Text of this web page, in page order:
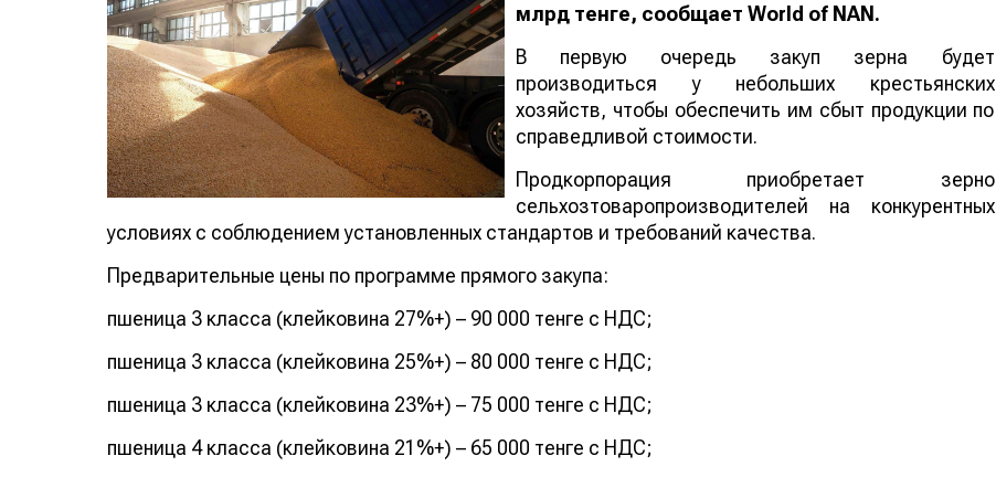
млрд тенге, сообщает World of NAN.
В первую очередь закуп зерна будет
производиться у небольших крестьянских
хозяйств, чтобы обеспечить им сбыт продукции по
справедливой стоимости.
Продкорпорация приобретает зерно
сельхозтоваропроизводителей на конкурентных
условиях с соблюдением установленных стандартов и требований качества.
Предварительные цены по программе прямого закупа:
пшеница 3 класса (клейковина 27%+) – 90 000 тенге с НДС;
пшеница 3 класса (клейковина 25%+) – 80 000 тенге с НДС;
пшеница 3 класса (клейковина 23%+) – 75 000 тенге с НДС;
пшеница 4 класса (клейковина 21%+) – 65 000 тенге с НДС;